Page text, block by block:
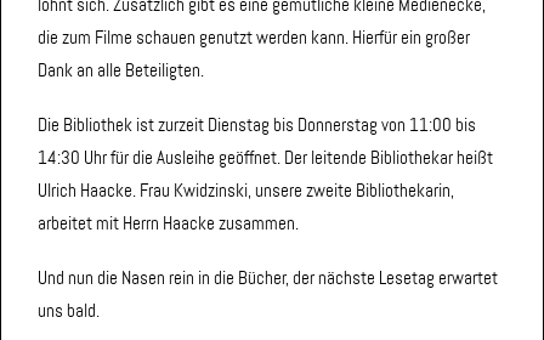
lohnt sich. Zusätzlich gibt es eine gemütliche kleine Medienecke,
die zum Filme schauen genutzt werden kann. Hierfür ein großer
Dank an alle Beteiligten.
Die Bibliothek ist zurzeit Dienstag bis Donnerstag von 11:00 bis
14:30 Uhr für die Ausleihe geöffnet. Der leitende Bibliothekar heißt
Ulrich Haacke. Frau Kwidzinski, unsere zweite Bibliothekarin,
arbeitet mit Herrn Haacke zusammen.
Und nun die Nasen rein in die Bücher, der nächste Lesetag erwartet
uns bald.